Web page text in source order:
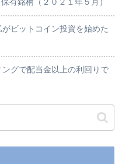
有銘柄（２０２１年５月）
ビットコイン投資を始めた
ングで配当金以上の利回りで